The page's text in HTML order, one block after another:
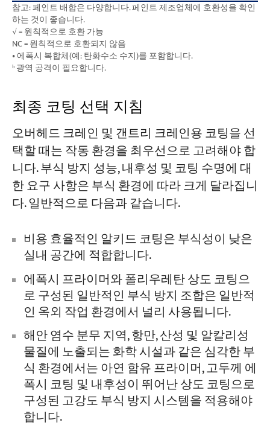
참고: 페인트 배합은 다양합니다. 페인트 제조업체에 호환성을 확인
하는 것이 좋습니다.
√ = 원칙적으로 호환 가능
NC = 원칙적으로 호환되지 않음
• 에폭시 복합체(예: 탄화수소 수지)를 포함합니다.
ᵇ 광역 공격이 필요합니다.
최종 코팅 선택 지침
오버헤드 크레인 및 갠트리 크레인용 코팅을 선
택할 때는 작동 환경을 최우선으로 고려해야 합
니다. 부식 방지 성능, 내후성 및 코팅 수명에 대
한 요구 사항은 부식 환경에 따라 크게 달라집니
다. 일반적으로 다음과 같습니다.
비용 효율적인 알키드 코팅은 부식성이 낮은
실내 공간에 적합합니다.
에폭시 프라이머와 폴리우레탄 상도 코팅으
로 구성된 일반적인 부식 방지 조합은 일반적
인 옥외 작업 환경에서 널리 사용됩니다.
해안 염수 분무 지역, 항만, 산성 및 알칼리성
물질에 노출되는 화학 시설과 같은 심각한 부
식 환경에서는 아연 함유 프라이머, 고두께 에
폭시 코팅 및 내후성이 뛰어난 상도 코팅으로
구성된 고강도 부식 방지 시스템을 적용해야
합니다.